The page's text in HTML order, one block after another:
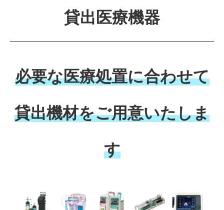
貸出医療機器
必要な医療処置に合わせて
貸出機材をご用意いたしま
す